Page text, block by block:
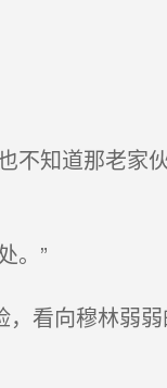
知道那老家
。”
看向穆林弱弱